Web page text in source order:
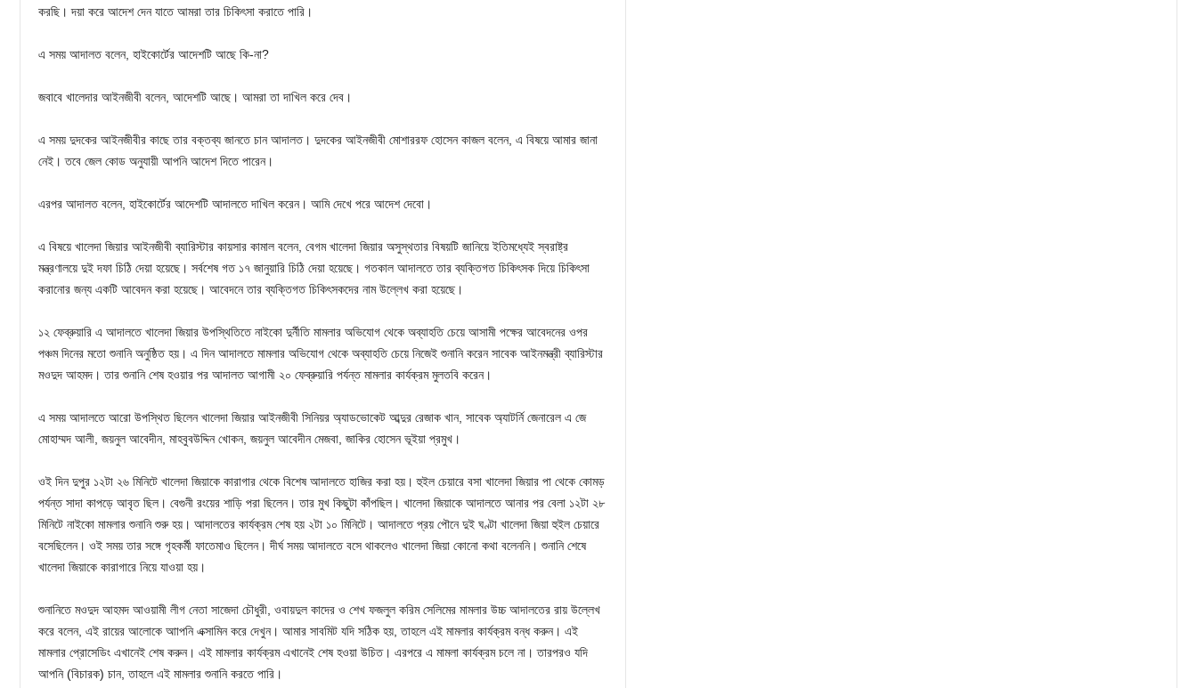
করছি। দয়া করে আদেশ দেন যাতে আমরা তার চিকিৎসা করাতে পারি।
এ সময় আদালত বলেন, হাইকোর্টের আদেশটি আছে কি-না?
জবাবে খালেদার আইনজীবী বলেন, আদেশটি আছে। আমরা তা দাখিল করে দেব।
এ সময় দুদকের আইনজীবীর কাছে তার বক্তব্য জানতে চান আদালত। দুদকের আইনজীবী মোশাররফ হোসেন কাজল বলেন, এ বিষয়ে আমার জানা
নেই। তবে জেল কোড অনুযায়ী আপনি আদেশ দিতে পারেন।
এরপর আদালত বলেন, হাইকোর্টের আদেশটি আদালতে দাখিল করেন। আমি দেখে পরে আদেশ দেবো।
এ বিষয়ে খালেদা জিয়ার আইনজীবী ব্যারিস্টার কায়সার কামাল বলেন, বেগম খালেদা জিয়ার অসুস্থতার বিষয়টি জানিয়ে ইতিমধ্যেই স্বরাষ্ট্র
মন্ত্রণালয়ে দুই দফা চিঠি দেয়া হয়েছে। সর্বশেষ গত ১৭ জানুয়ারি চিঠি দেয়া হয়েছে। গতকাল আদালতে তার ব্যক্তিগত চিকিৎসক দিয়ে চিকিৎসা
করানোর জন্য একটি আবেদন করা হয়েছে। আবেদনে তার ব্যক্তিগত চিকিৎসকদের নাম উল্লেখ করা হয়েছে।
১২ ফেব্রুয়ারি এ আদালতে খালেদা জিয়ার উপস্থিতিতে নাইকো দুর্নীতি মামলার অভিযোগ থেকে অব্যাহতি চেয়ে আসামী পক্ষের আবেদনের ওপর
পঞ্চম দিনের মতো শুনানি অনুষ্ঠিত হয়। এ দিন আদালতে মামলার অভিযোগ থেকে অব্যাহতি চেয়ে নিজেই শুনানি করেন সাবেক আইনমন্ত্রী ব্যারিস্টার
মওদুদ আহমদ। তার শুনানি শেষ হওয়ার পর আদালত আগামী ২০ ফেব্রুয়ারি পর্যন্ত মামলার কার্যক্রম মুলতবি করেন।
এ সময় আদালতে আরো উপস্থিত ছিলেন খালেদা জিয়ার আইনজীবী সিনিয়র অ্যাডভোকেট আব্দুর রেজাক খান, সাবেক অ্যাটর্নি জেনারেল এ জে
মোহাম্মদ আলী, জয়নুল আবেদীন, মাহবুবউদ্দিন খোকন, জয়নুল আবেদীন মেজবা, জাকির হোসেন ভূইয়া প্রমুখ।
ওই দিন দুপুর ১২টা ২৬ মিনিটে খালেদা জিয়াকে কারাগার থেকে বিশেষ আদালতে হাজির করা হয়। হুইল চেয়ারে বসা খালেদা জিয়ার পা থেকে কোমড়
পর্যন্ত সাদা কাপড়ে আবৃত ছিল। বেগুনী রংয়ের শাড়ি পরা ছিলেন। তার মুখ কিছুটা কাঁপছিল। খালেদা জিয়াকে আদালতে আনার পর বেলা ১২টা ২৮
মিনিটে নাইকো মামলার শুনানি শুরু হয়। আদালতের কার্যক্রম শেষ হয় ২টা ১০ মিনিটে। আদালতে প্রয় পৌনে দুই ঘণ্টা খালেদা জিয়া হুইল চেয়ারে
বসেছিলেন। ওই সময় তার সঙ্গে গৃহকর্মী ফাতেমাও ছিলেন। দীর্ঘ সময় আদালতে বসে থাকলেও খালেদা জিয়া কোনো কথা বলেননি। শুনানি শেষে
খালেদা জিয়াকে কারাগারে নিয়ে যাওয়া হয়।
শুনানিতে মওদুদ আহমদ আওয়ামী লীগ নেতা সাজেদা চৌধুরী, ওবায়দুল কাদের ও শেখ ফজলুল করিম সেলিমের মামলার উচ্চ আদালতের রায় উল্লেখ
করে বলেন, এই রায়ের আলোকে আাপনি এক্সামিন করে দেখুন। আমার সাবমিট যদি সঠিক হয়, তাহলে এই মামলার কার্যক্রম বন্ধ করুন। এই
মামলার প্রোসেডিং এখানেই শেষ করুন। এই মামলার কার্যক্রম এখানেই শেষ হওয়া উচিত। এরপরে এ মামলা কার্যক্রম চলে না। তারপরও যদি
আপনি (বিচারক) চান, তাহলে এই মামলার শুনানি করতে পারি।